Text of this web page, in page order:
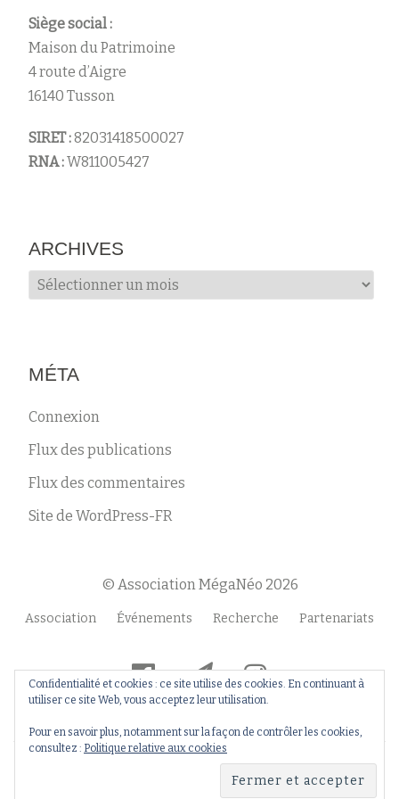
Siège social :
Maison du Patrimoine
4 route d’Aigre
16140 Tusson
SIRET :82031418500027
RNA :W811005427
ARCHIVES
Archives
MÉTA
Connexion
Flux des publications
Flux des commentaires
Site de WordPress-FR
© Association MégaNéo 2026
Menu
Association Événements Recherche Partenariats
fa-
facebook-
fa-
paper-
fa-
instagram
fièrement propulsé parWordPress
Confidentialité et cookies : ce site utilise des cookies. En continuant à
utiliser ce site Web, vous acceptez leur utilisation.
Pour en savoir plus, notamment sur la façon de contrôler les cookies,
consultez : Politique relative aux cookies